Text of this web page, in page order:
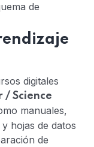
de
digitales
/ Science
manuales,
hojas de datos
de